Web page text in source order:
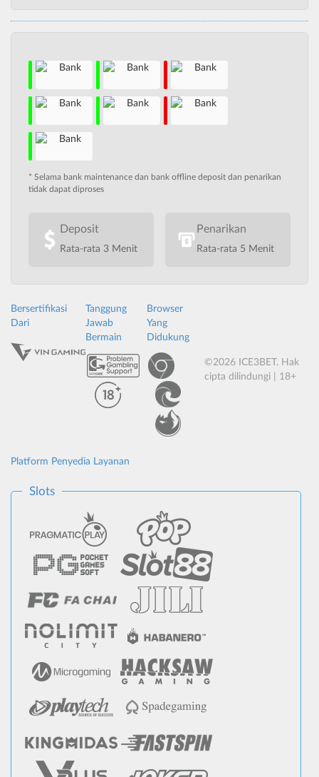
* Selama bank maintenance dan bank offline deposit dan penarikan
tidak dapat diproses
Deposit
Rata-rata 3 Menit
Penarikan
Rata-rata 5 Menit
Bersertifikasi
Dari
Tanggung
Jawab
Bermain
Browser
Yang
Didukung
©2026 ICE3BET. Hak
cipta dilindungi | 18+
Platform Penyedia Layanan
Slots